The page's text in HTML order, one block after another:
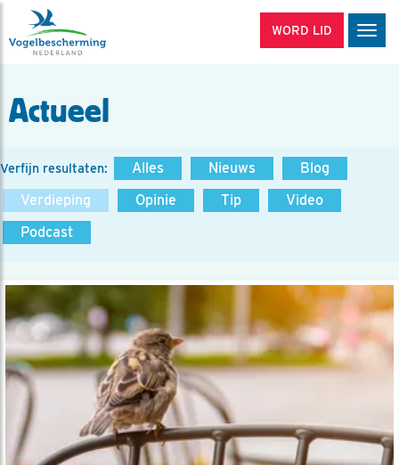
WORD LID
Actueel
Verfijn resultaten: Alles Nieuws
Blog
Verdieping
Opinie Tip
Video
Podcast